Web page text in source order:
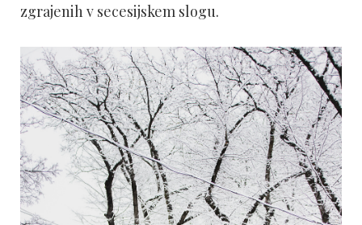
zgrajenih v secesijskem slogu.